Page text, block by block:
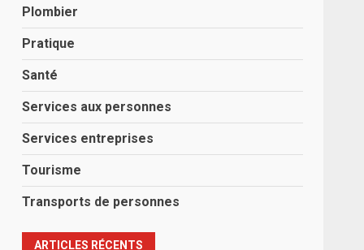
Plombier
Pratique
Santé
Services aux personnes
Services entreprises
Tourisme
Transports de personnes
ARTICLES RÉCENTS